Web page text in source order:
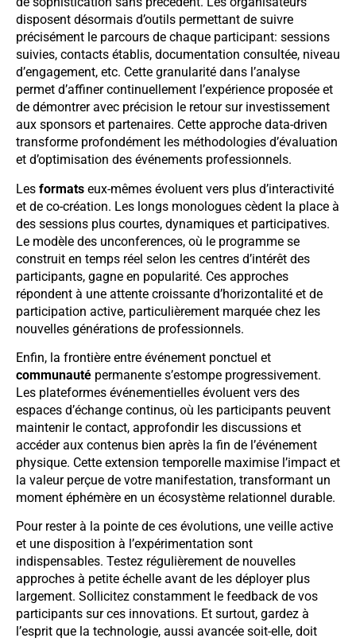
disposent désormais d’outils permettant de suivre
précisément le parcours de chaque participant: sessions
suivies, contacts établis, documentation consultée, niveau
d’engagement, etc. Cette granularité dans l’analyse
permet d’affiner continuellement l’expérience proposée et
de démontrer avec précision le retour sur investissement
aux sponsors et partenaires. Cette approche data-driven
transforme profondément les méthodologies d’évaluation
et d’optimisation des événements professionnels.
Les formats eux-mêmes évoluent vers plus d’interactivité
et de co-création. Les longs monologues cèdent la place à
des sessions plus courtes, dynamiques et participatives.
Le modèle des unconferences, où le programme se
construit en temps réel selon les centres d’intérêt des
participants, gagne en popularité. Ces approches
répondent à une attente croissante d’horizontalité et de
participation active, particulièrement marquée chez les
nouvelles générations de professionnels.
Enfin, la frontière entre événement ponctuel et
communauté permanente s’estompe progressivement.
Les plateformes événementielles évoluent vers des
espaces d’échange continus, où les participants peuvent
maintenir le contact, approfondir les discussions et
accéder aux contenus bien après la fin de l’événement
physique. Cette extension temporelle maximise l’impact et
la valeur perçue de votre manifestation, transformant un
moment éphémère en un écosystème relationnel durable.
Pour rester à la pointe de ces évolutions, une veille active
et une disposition à l’expérimentation sont
indispensables. Testez régulièrement de nouvelles
approches à petite échelle avant de les déployer plus
largement. Sollicitez constamment le feedback de vos
participants sur ces innovations. Et surtout, gardez à
l’esprit que la technologie, aussi avancée soit-elle, doit